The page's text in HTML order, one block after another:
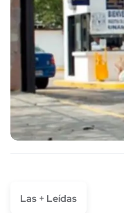
Las + Leídas